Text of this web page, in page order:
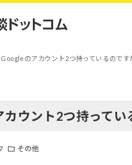
Googleのアカウント2つ持っているのです
カウント2つ持って
その他